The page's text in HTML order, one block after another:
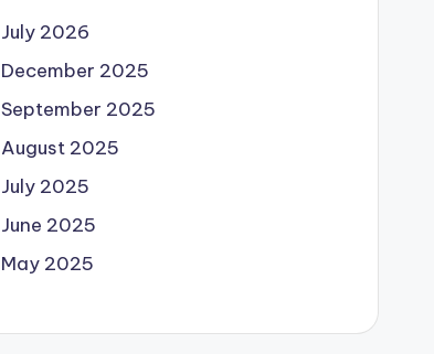
July 2026
December 2025
September 2025
August 2025
July 2025
June 2025
May 2025